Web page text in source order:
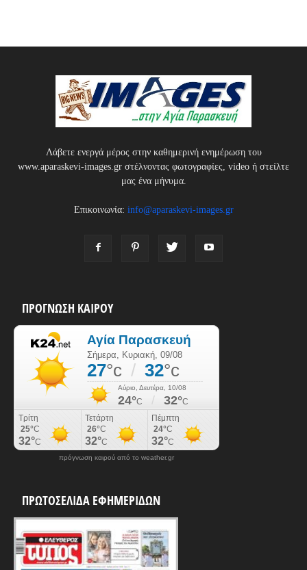
Λάβετε ενεργά μέρος στην καθημερινή ενημέρωση του
www.aparaskevi-images.gr στέλνοντας φωτογραφίες, video ή στείλτε
μας ένα μήνυμα.
Επικοινωνία: info@aparaskevi-images.gr
ΠΡΟΓΝΩΣΗ ΚΑΙΡΟΥ
πρόγνωση καιρού από το weather.gr
ΠΡΩΤΟΣΕΛΙΔΑ ΕΦΗΜΕΡΙΔΩΝ